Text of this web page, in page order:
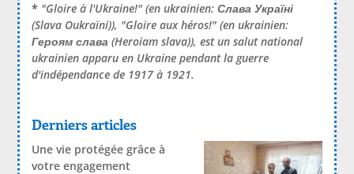
* "Gloire à l'Ukraine!" (en ukrainien:Слава Україні
(Slava Oukraïni)), "Gloire aux héros!" (en ukrainien:
Героям слава (Heroiam slava)), est un salut national
ukrainien apparu en Ukraine pendant la guerre
d'indépendance de 1917 à 1921.
Derniers articles
Une vie protégée grâce à
votre engagement